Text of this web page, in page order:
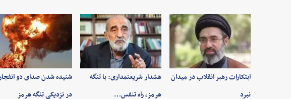
ابتکارات رهبر انقلاب در میدان
نبرد
هشدار شریعتمداری: با تنگه
هرمز، راه تنفس…
شنیده شدن صدای دو
در نزدیکی تنگه هرمز